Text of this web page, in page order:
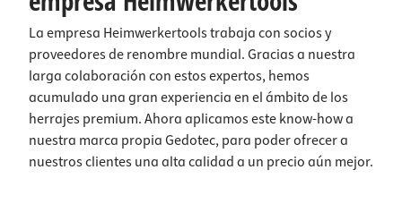
La empresa Heimwerkertools trabaja con socios y
proveedores de renombre mundial. Gracias a nuestra
larga colaboración con estos expertos, hemos
acumulado una gran experiencia en el ámbito de los
herrajes premium. Ahora aplicamos este know-how a
nuestra marca propia Gedotec, para poder ofrecer a
nuestros clientes una alta calidad a un precio aún mejor.